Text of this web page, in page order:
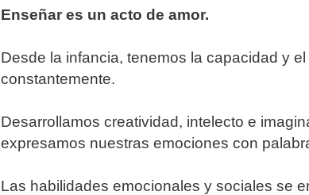
Enseñar es un acto de amor.
Desde la infancia, tenemos la capacidad y
constantemente.
Desarrollamos creatividad, intelecto e
expresamos nuestras emociones con
Las habilidades emocionales y sociales se